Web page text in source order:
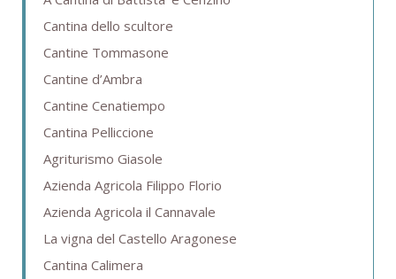
Cantina dello scultore
Cantine Tommasone
Cantine d’Ambra
Cantine Cenatiempo
Cantina Pelliccione
Agriturismo Giasole
Azienda Agricola Filippo Florio
Azienda Agricola il Cannavale
La vigna del Castello Aragonese
Cantina Calimera